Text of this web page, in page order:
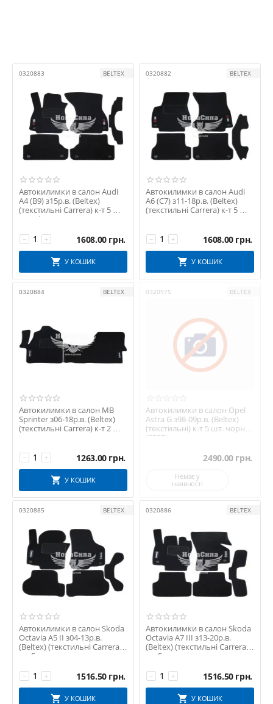
0320883 BELTEX
Автокилимки в салон Audi
A4 (B9) з15р.в. (Beltex)
(текстильні Carrera) к-т 5 шт.
чорні ...
+
− 1608.00 грн.
У КОШИК
0320882 BELTEX
Автокилимки в салон Audi
A6 (C7) з11-18р.в. (Beltex)
(текстильні Carrera) к-т 5 шт.
+
− 1608.00 грн.
У КОШИК
0320884 BELTEX
Автокилимки в салон MB
Sprinter з06-18р.в. (Beltex)
(текстильні Carrera) к-т 2 шт.
+
− 1263.00 грн.
У КОШИК
0320975 BELTEX
Автокилимки в салон Opel
Astra G з98-09р.в. (Beltex)
(текстильні) к-т 5 шт. чорні
(3505)
2490.00 грн.
Немає у
наявності
0320885 BELTEX
Автокилимки в салон Skoda
Octavia А5 II з04-13р.в.
(Beltex) (текстильні Carrera)
к-т 5 ...
+
− 1516.50 грн.
У КОШИК
0320886 BELTEX
Автокилимки в салон Skoda
Octavia А7 III з13-20р.в.
(Beltex) (текстильні Carrera)
к-т 5...
+
− 1516.50 грн.
У КОШИК